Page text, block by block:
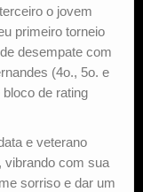
o jovem
primeiro torneio
desempate com
(4o., 5o. e
de rating
e veterano
vibrando com sua
sorriso e dar um